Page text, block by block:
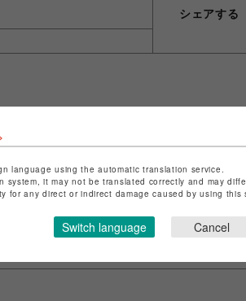
シェアする
名
引法など法令に基づく表記はこちら
プお問い合わせはこちら
language using the automatic translation service.
system, it may not be translated correctly and may
for any direct or indirect damage caused by using this
Switch language Cancel